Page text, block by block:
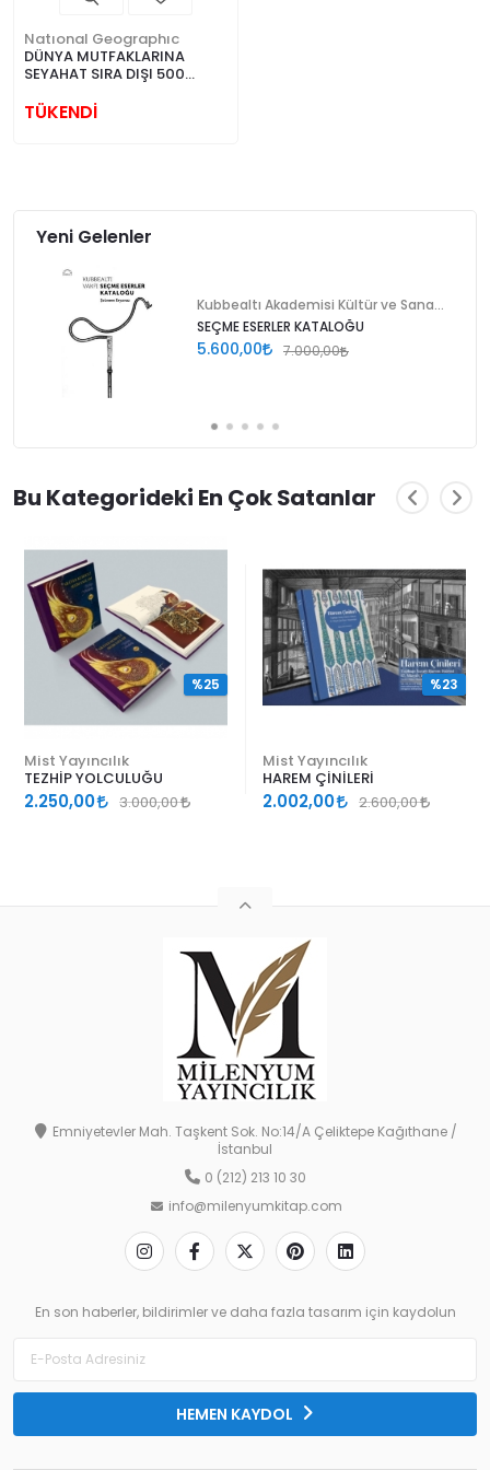
Natıonal Geographıc
DÜNYA MUTFAKLARINA
SEYAHAT SIRA DIŞI 500
TÜKENDİ
Yeni Gelenler
SEÇME ESERLER KATALOĞU
5.600,00 7.000,00
Bu Kategorideki En Çok Satanlar
Mist Yayıncılık
TEZHİP YOLCULUĞU
2.250,00 3.000,00
%25
Mist Yayıncılık
HAREM ÇİNİLERİ
2.002,00 2.600,00
%23
Emniyetevler Mah. Taşkent Sok. No:14/A Çeliktepe Kağıthane /
İstanbul
0 (212) 213 10 30
info@milenyumkitap.com
En son haberler, bildirimler ve daha fazla tasarım için kaydolun
HEMEN KAYDOL